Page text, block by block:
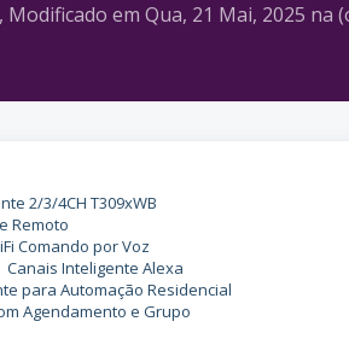
em Qua, 21 Mai, 2025 na
2/3/4CH T309xWB
Remoto
Comando por Voz
Inteligente Alexa
para Automação Residencial
Agendamento e Grupo